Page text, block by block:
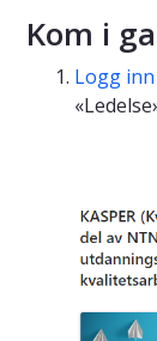
Kom i
Logg inn